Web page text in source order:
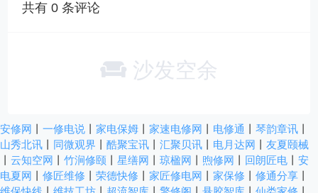
共有0 条评论
沙发空余
安修网 一修电说 家电保姆 家速电修网 电修通 琴韵章讯
山秀北讯
同微观界 酷聚宝讯 汇聚贝讯 电月达网
友夏颐械
云知空网 竹涧修颐 星缮网 琼楹网 煦修网 回朗匠电
安
电夏网
修匠维修 荣德快修 家匠修电网 家保修 修通分享